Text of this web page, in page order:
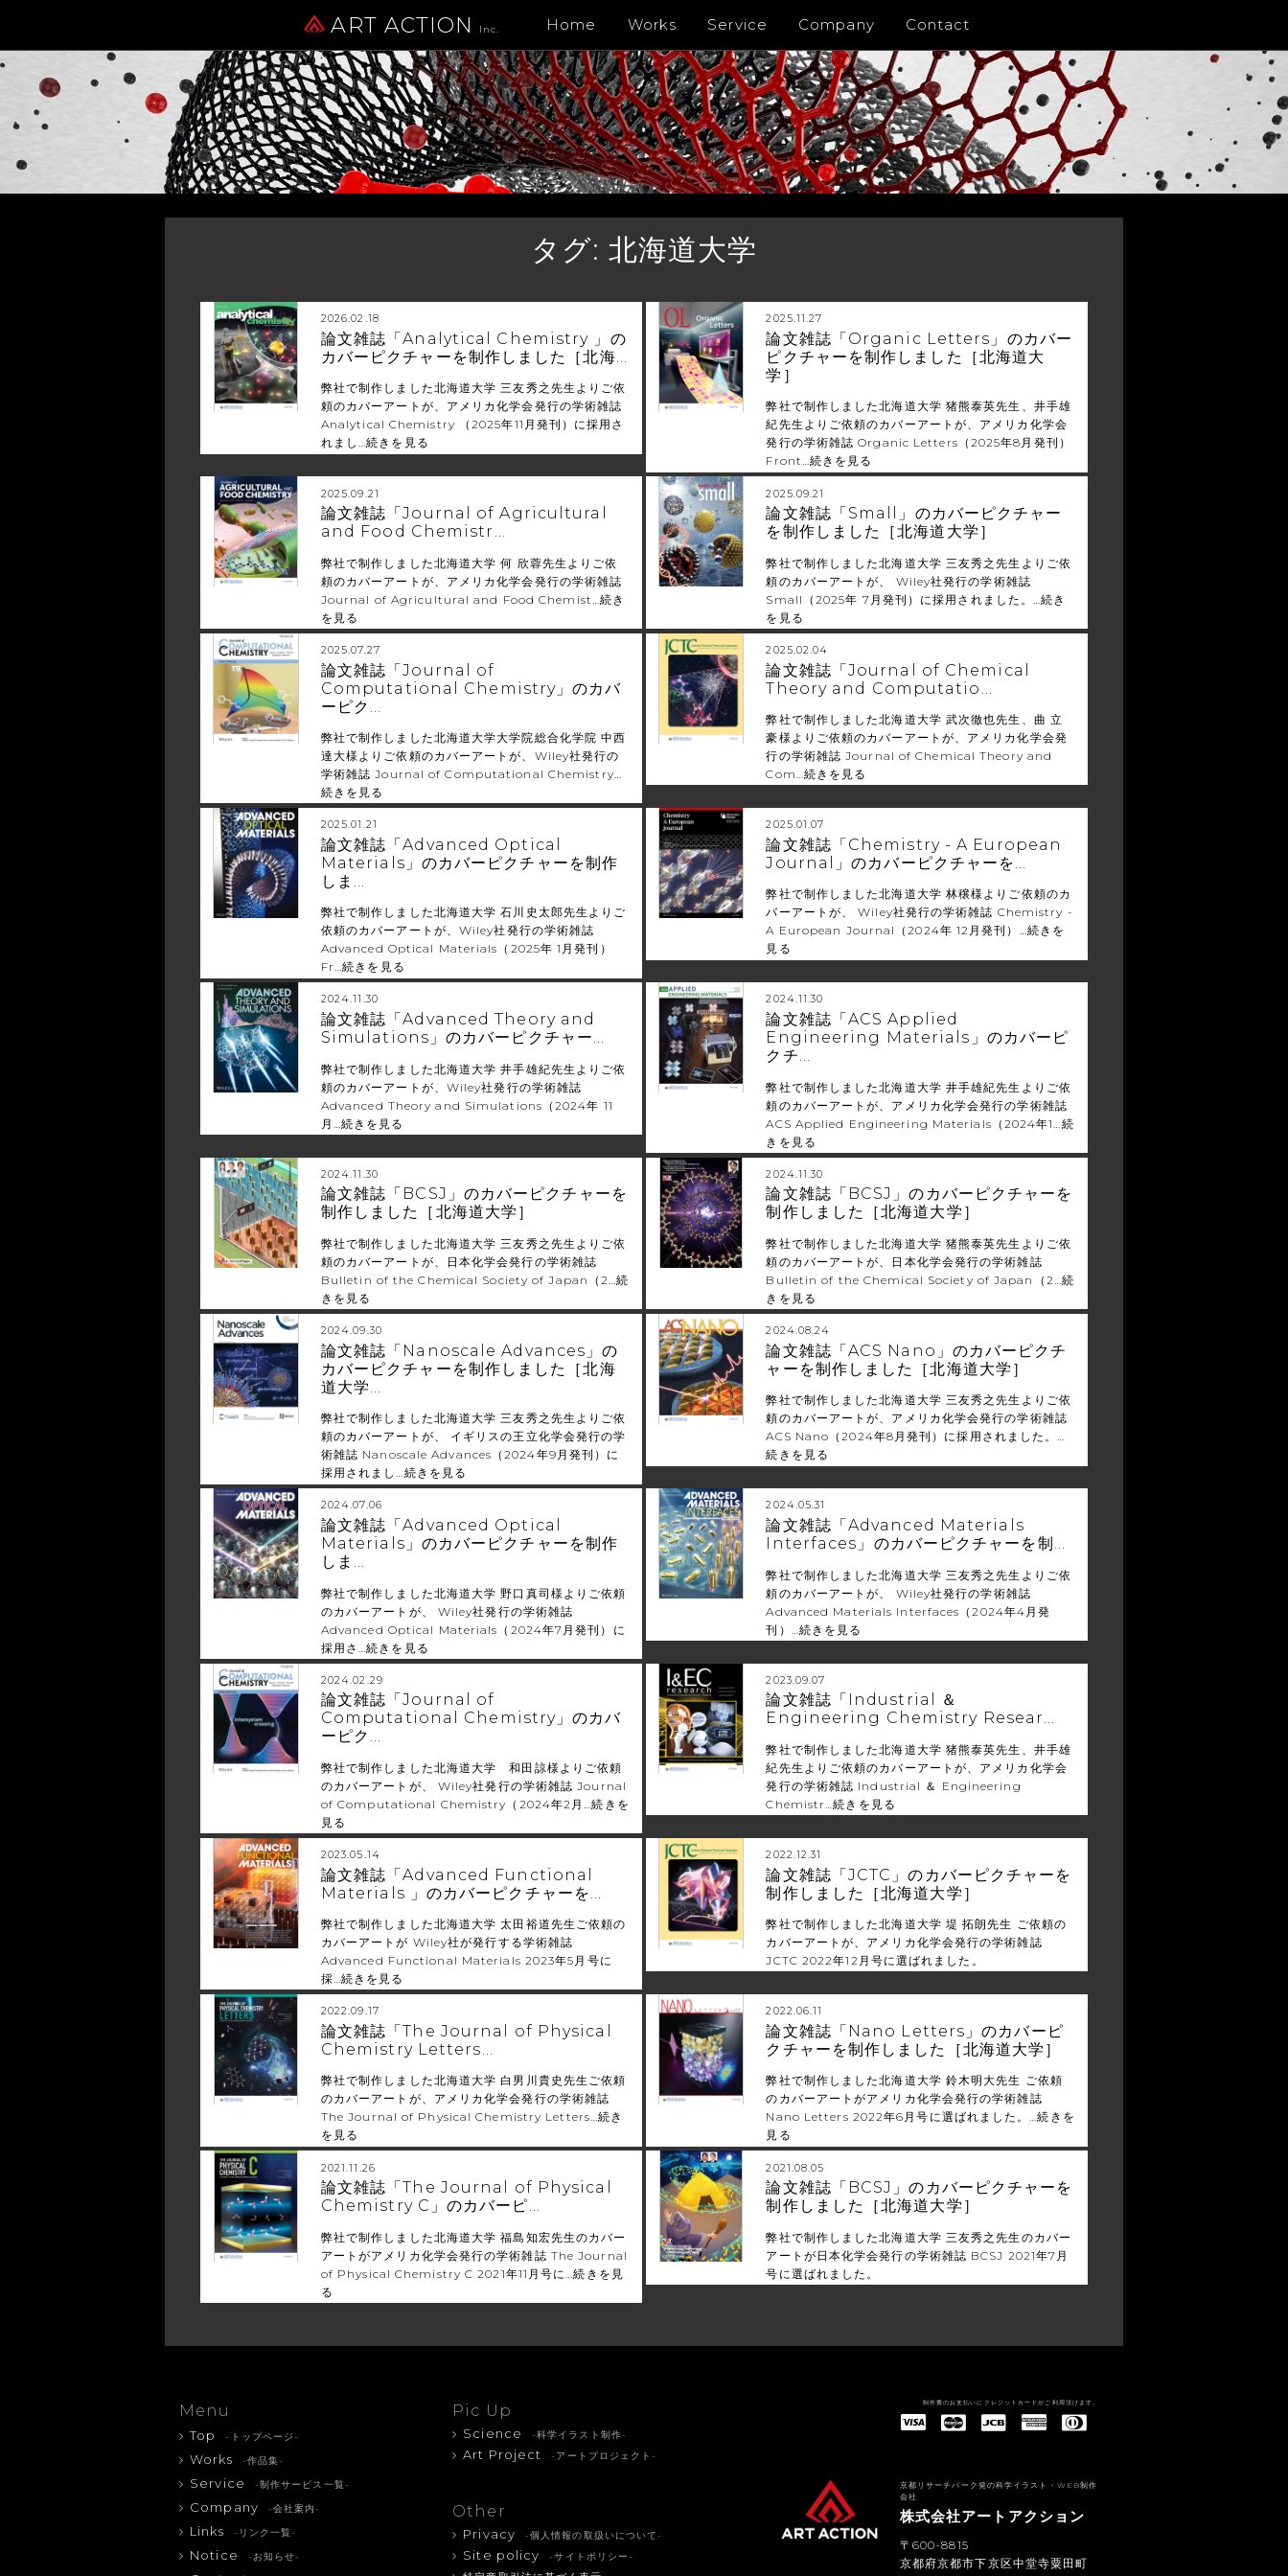
ART ACTION Inc. Home Works Service Company Contact
タグ: 北海道大学
2026.02.18
論文雑誌「Analytical Chemistry 」の
カバーピクチャーを制作しました［北海…
弊社で制作しました北海道大学 三友秀之先生よりご依
頼のカバーアートが、アメリカ化学会発行の学術雑誌
Analytical Chemistry （2025年11月発刊）に採用さ
れまし…続きを見る
2025.11.27
論文雑誌「Organic Letters」のカバー
ピクチャーを制作しました［北海道大
学］
弊社で制作しました北海道大学 猪熊泰英先生、井手雄
紀先生よりご依頼のカバーアートが、アメリカ化学会
発行の学術雑誌 Organic Letters（2025年8月発刊）
Front…続きを見る
2025.09.21
論文雑誌「Journal of Agricultural
and Food Chemistr…
弊社で制作しました北海道大学 何 欣蓉先生よりご依
頼のカバーアートが、アメリカ化学会発行の学術雑誌
Journal of Agricultural and Food Chemist… 続き
を見る
2025.09.21
論文雑誌「Small」のカバーピクチャー
を制作しました［北海道大学］
弊社で制作しました北海道大学 三友秀之先生よりご依
頼のカバーアートが、 Wiley社発行の学術雑誌
Small（2025年 7月発刊）に採用されました。…続き
を見る
2025.07.27
論文雑誌「Journal of
Computational Chemistry」のカバ
ーピク…
弊社で制作しました北海道大学大学院総合化学院 中西
達大様よりご依頼のカバーアートが、Wiley社発行の
学術雑誌 Journal of Computational Chemistry…
続きを見る
2025.02.04
論文雑誌「Journal of Chemical
Theory and Computatio…
弊社で制作しました北海道大学 武次徹也先生、曲 立
豪様よりご依頼のカバーアートが、アメリカ化学会発
行の学術雑誌 Journal of Chemical Theory and
Com… 続きを見る
2025.01.21
論文雑誌「Advanced Optical
Materials」のカバーピクチャーを制作
しま…
弊社で制作しました北海道大学 石川史太郎先生よりご
依頼のカバーアートが、Wiley社発行の学術雑誌
Advanced Optical Materials（2025年 1月発刊）
Fr…続きを見る
2025.01.07
論文雑誌「Chemistry - A European
Journal」のカバーピクチャーを…
弊社で制作しました北海道大学 林穣様よりご依頼のカ
バーアートが、 Wiley社発行の学術雑誌 Chemistry -
A European Journal（2024年 12月発刊）…続きを
見る
2024.11.30
論文雑誌「Advanced Theory and
Simulations」のカバーピクチャー…
弊社で制作しました北海道大学 井手雄紀先生よりご依
頼のカバーアートが、Wiley社発行の学術雑誌
Advanced Theory and Simulations（2024年 11
月…続きを見る
2024.11.30
論文雑誌「ACS Applied
Engineering Materials」のカバーピ
クチ…
弊社で制作しました北海道大学 井手雄紀先生よりご依
頼のカバーアートが、アメリカ化学会発行の学術雑誌
ACS Applied Engineering Materials（2024年1… 続
きを見る
2024.11.30
論文雑誌「BCSJ」のカバーピクチャーを
制作しました［北海道大学］
弊社で制作しました北海道大学 三友秀之先生よりご依
頼のカバーアートが、日本化学会発行の学術雑誌
Bulletin of the Chemical Society of Japan（2…続
きを見る
2024.11.30
論文雑誌「BCSJ」のカバーピクチャーを
制作しました［北海道大学］
弊社で制作しました北海道大学 猪熊泰英先生よりご依
頼のカバーアートが、日本化学会発行の学術雑誌
Bulletin of the Chemical Society of Japan（2… 続
きを見る
2024.09.30
論文雑誌「Nanoscale Advances」の
カバーピクチャーを制作しました［北海
道大学…
弊社で制作しました北海道大学 三友秀之先生よりご依
頼のカバーアートが、 イギリスの王立化学会発行の学
術雑誌 Nanoscale Advances（2024年9月発刊）に
採用されまし…続きを見る
2024.08.24
論文雑誌「ACS Nano」のカバーピクチ
ャーを制作しました［北海道大学］
弊社で制作しました北海道大学 三友秀之先生よりご依
頼のカバーアートが、アメリカ化学会発行の学術雑誌
ACS Nano（2024年8月発刊）に採用されました。…
続きを見る
2024.07.06
論文雑誌「Advanced Optical
Materials」のカバーピクチャーを制作
しま…
弊社で制作しました北海道大学 野口真司様よりご依頼
のカバーアートが、 Wiley社発行の学術雑誌
Advanced Optical Materials（2024年7月発刊）に
採用さ…続きを見る
2024.05.31
論文雑誌「Advanced Materials
Interfaces」のカバーピクチャーを制…
弊社で制作しました北海道大学 三友秀之先生よりご依
頼のカバーアートが、 Wiley社発行の学術雑誌
Advanced Materials Interfaces（2024年4月発
刊）… 続きを見る
2024.02.29
論文雑誌「Journal of
Computational Chemistry」のカバ
ーピク…
弊社で制作しました北海道大学 和田諒様よりご依頼
のカバーアートが、 Wiley社発行の学術雑誌 Journal
of Computational Chemistry（2024年2月…続きを
見る
2023.09.07
論文雑誌「Industrial ＆
Engineering Chemistry Resear…
弊社で制作しました北海道大学 猪熊泰英先生、井手雄
紀先生よりご依頼のカバーアートが、アメリカ化学会
発行の学術雑誌 Industrial ＆ Engineering
Chemistr…続きを見る
2023.05.14
論文雑誌「Advanced Functional
Materials 」のカバーピクチャーを…
弊社で制作しました北海道大学 太田裕道先生ご依頼の
カバーアートが Wiley社が発行する学術雑誌
Advanced Functional Materials 2023年5月号に
採…続きを見る
2022.12.31
論文雑誌「JCTC」のカバーピクチャーを
制作しました［北海道大学］
弊社で制作しました北海道大学 堤 拓朗先生 ご依頼の
カバーアートが、アメリカ化学会発行の学術雑誌
JCTC 2022年12月号に選ばれました。
2022.09.17
論文雑誌「The Journal of Physical
Chemistry Letters…
弊社で制作しました北海道大学 白男川貴史先生ご依頼
のカバーアートが、アメリカ化学会発行の学術雑誌
The Journal of Physical Chemistry Letters…続き
を見る
2022.06.11
論文雑誌「Nano Letters」のカバーピ
クチャーを制作しました［北海道大学］
弊社で制作しました北海道大学 鈴木明大先生 ご依頼
のカバーアートがアメリカ化学会発行の学術雑誌
Nano Letters 2022年6月号に選ばれました。…続きを
見る
2021.11.26
論文雑誌「The Journal of Physical
Chemistry C」のカバーピ…
弊社で制作しました北海道大学 福島知宏先生のカバー
アートがアメリカ化学会発行の学術雑誌 The Journal
of Physical Chemistry C 2021年11月号に…続きを見
る
2021.08.05
論文雑誌「BCSJ」のカバーピクチャーを
制作しました［北海道大学］
弊社で制作しました北海道大学 三友秀之先生のカバー
アートが日本化学会発行の学術雑誌 BCSJ 2021年7月
号に選ばれました。
Menu
Top -トップページ-
Works -作品集-
Service -制作サービス一覧-
Company -会社案内-
Links -リンク一覧-
Notice -お知らせ-
Pic Up
Science -科学イラスト制作-
Art Project -アートプロジェクト-
Other
Privacy -個人情報の取扱いについて-
Site policy
-サイトポリシー-
制作費のお支払いにクレジットカードがご利用頂けます。
京都リサーチパーク発の科学イラスト・WEB制作
会社
株式会社アートアクション
〒600-8815
京都府京都市下京区中堂寺粟田町